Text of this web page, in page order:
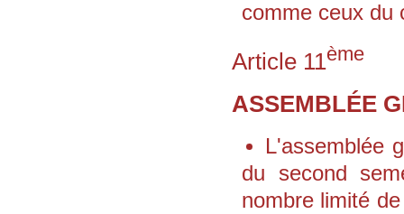
comme ceux du
Article 11ème
ASSEMBLÉE
L'assemblée
du second
nombre limité